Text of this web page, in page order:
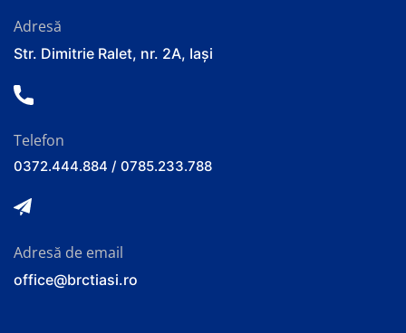
Adresă
Str. Dimitrie Ralet, nr. 2A, Iași
Telefon
0372.444.884 / 0785.233.788
Adresă de email
office@brctiasi.ro